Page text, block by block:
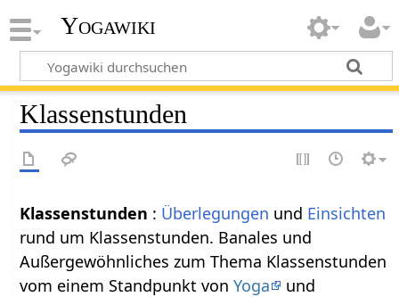
Yogawiki
Klassenstunden
Klassenstunden : Überlegungen und Einsichten
rund um Klassenstunden. Banales und
Außergewöhnliches zum Thema Klassenstunden
vom einem Standpunkt vonYoga
und